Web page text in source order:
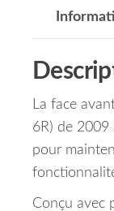
La face
6R) de 2009
pour
Conçu avec